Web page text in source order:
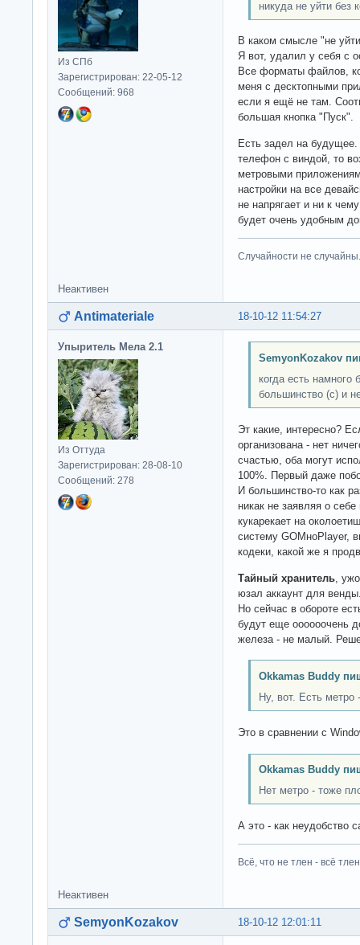
Из СПб
Зарегистрирован: 22-05-12
Сообщений: 968
никуда не уйти без
В каком смысле "не
Я вот, удалил у себя с
Все форматы файлов,
меня с десктопными
если я ещё не там.
большая кнопка "Пуск".
Есть задел на
телефон с виндой, то
метровыми
настройки на все
не напрягает и ни к
будет очень удобным
Случайности не случайны.
Неактивен
18-10-12 11:54:27
Antimateriale
Упыритель Мела 2.1
Из Оттуда
Зарегистрирован: 28-08-10
Сообщений: 278
SemyonKozakov
когда есть намного
большинство (c) и
Эт какие, интересно?
организована - нет
счастью, оба могут
100%. Первый даже
И большинство-то как
никак не заявляя о
кукарекает на
систему GOMноPlayer,
кодеки, какой же я
Тайный хранитель ,
юзал аккаунт для
Но сейчас в обороте
будут еще оооооочень
железа - не малый.
Okkamas Buddy
Ну, вот. Есть метро
Это в сравнении с
Okkamas Buddy
Нет метро - тоже
А это - как неудобство
Всё, что не тлен - всё
Неактивен
18-10-12 12:01:11
SemyonKozakov